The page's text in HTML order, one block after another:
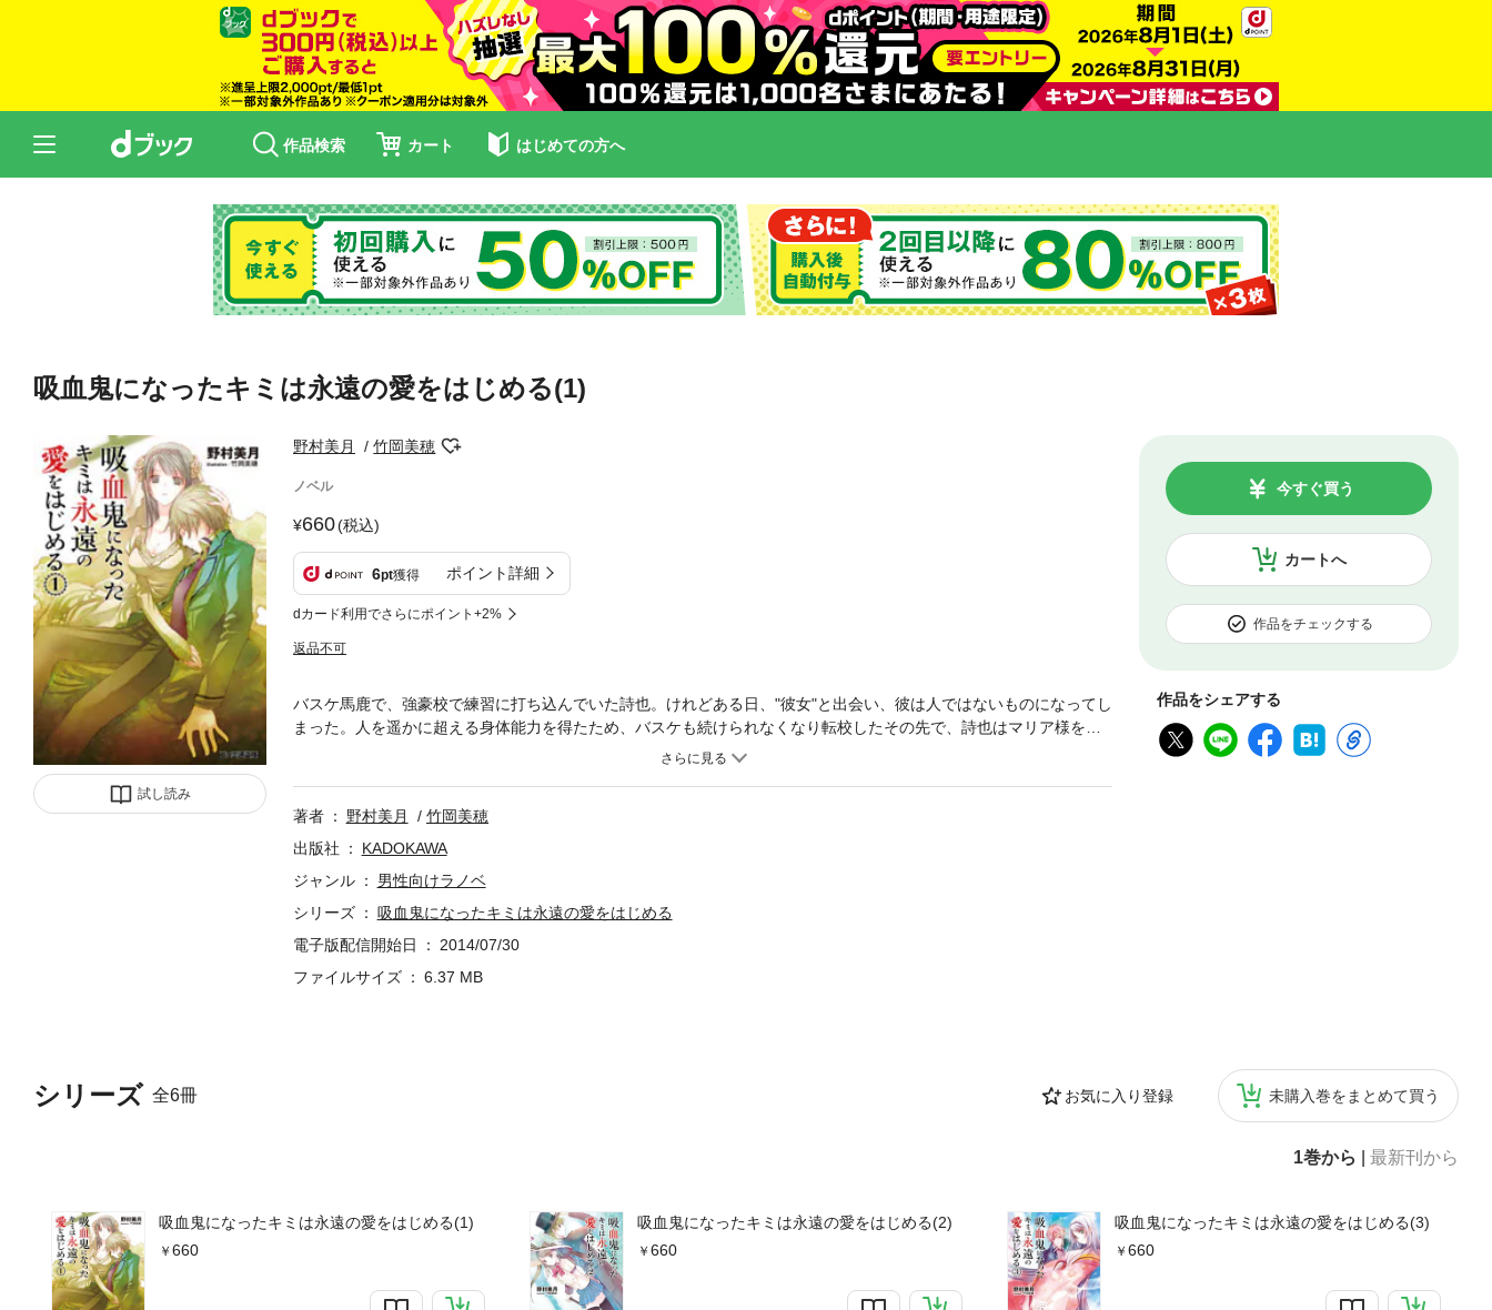
作品検索 カート はじめての方へ
吸血鬼になったキミは永遠の愛をはじめる(1)
試し読み
野村美月 竹岡美穂
ノベル
660(税込)
6pt獲得 ポイント詳細
dカード利用でさらにポイント+2%
返品不可
カートへ
今すぐ買う
作品をチェックする
作品をシェアする
シリーズ 全6冊 お気に入り登録 未購入巻をまとめて買う
1巻から 最新刊から
吸血鬼になったキミは永遠の愛をはじめる(1)
660
吸血鬼になったキミは永遠の愛をはじめる(2)
660
吸血鬼になったキミは永遠の愛をはじめる(3)
660
バスケ馬鹿で、強豪校で練習に打ち込んでいた詩也。けれどある日、"彼女"と出会い、彼は人ではないものになってし
まった。人を遥かに超える身体能力を得たため、バスケも続けられなくなり転校したその先で、詩也はマリア様を思
わせる綺麗な先輩に出会い、告げられる。「わたしと、おつきあいしてください」つれていかれた先は、演劇部。そ
除しております。※
著者 野村美月
竹岡美穂
出版社
KADOKAWA
ジャンル
男性向けラノベ
シリーズ
吸血鬼になったキミは永遠の愛をはじめる
電子版配信開始日
2014/07/30
ファイルサイズ
6.37 MB